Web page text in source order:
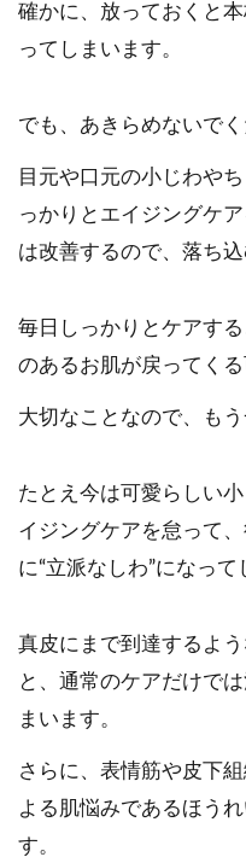
確かに、放っておくと
ってしまいます。
でも、あきらめないでく
目元や口元の小じわや
っかりとエイジングケ
は改善するので、落ち
毎日しっかりとケアす
のあるお肌が戻ってくる
大切なことなので、もう
たとえ今は可愛らしい
イジングケアを怠って
に“立派なしわ”になって
真皮にまで到達するよ
と、通常のケアだけで
まいます。
さらに、表情筋や皮下
よる肌悩みであるほう
す。